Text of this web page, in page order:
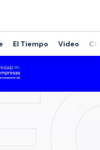
El Tiempo Video